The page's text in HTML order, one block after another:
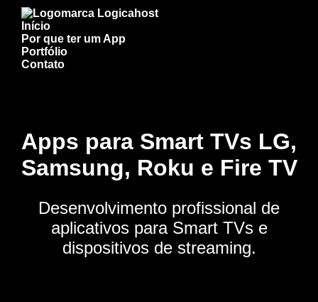
Início
Por que ter um App
Portfólio
Contato
Apps para Smart TVs LG,
Samsung, Roku e Fire TV
Desenvolvimento profissional de
aplicativos para Smart TVs e
dispositivos de streaming.